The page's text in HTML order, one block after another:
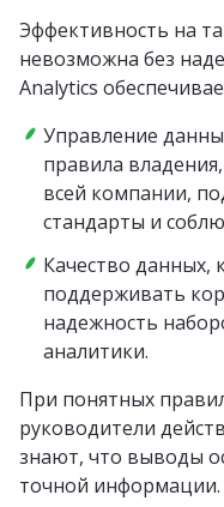
Эффективность на
невозможна без
Analytics
Управление
правила
всей компании,
стандарты и
Качество данных,
поддерживать
надежность
аналитики.
При понятных
руководители
знают, что выводы
точной информации.